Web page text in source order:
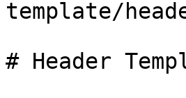
template/
# Header